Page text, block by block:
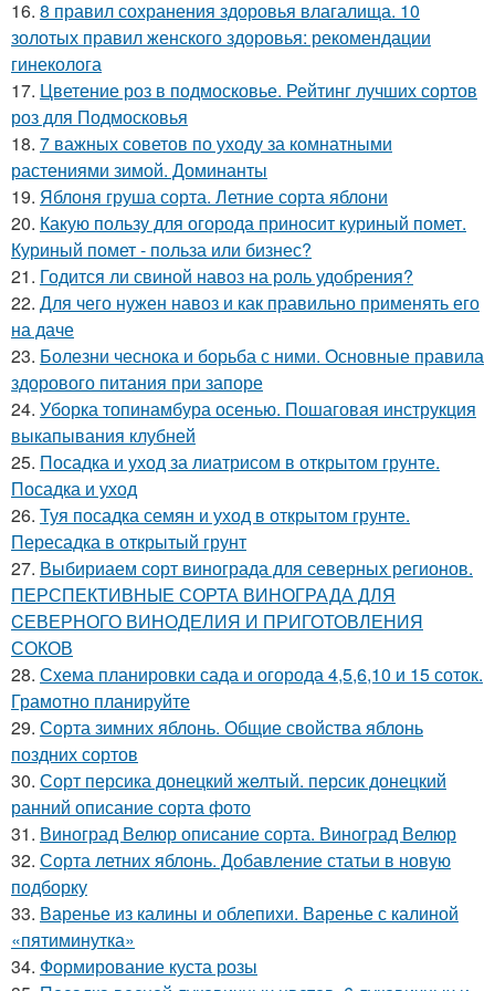
16. 8 правил сохранения здоровья влагалища. 10
золотых правил женского здоровья: рекомендации
гинеколога
17. Цветение роз в подмосковье. Рейтинг лучших сортов
роз для Подмосковья
18. 7 важных советов по уходу за комнатными
растениями зимой. Доминанты
19. Яблоня груша сорта. Летние сорта яблони
20. Какую пользу для огорода приносит куриный помет.
Куриный помет - польза или бизнес?
21. Годится ли свиной навоз на роль удобрения?
22. Для чего нужен навоз и как правильно применять его
на даче
23. Болезни чеснока и борьба с ними. Основные правила
здорового питания при запоре
24. Уборка топинамбура осенью. Пошаговая инструкция
выкапывания клубней
25. Посадка и уход за лиатрисом в открытом грунте.
Посадка и уход
26. Туя посадка семян и уход в открытом грунте.
Пересадка в открытый грунт
27. Выбириаем сорт винограда для северных регионов.
ПЕРСПЕКТИВНЫЕ СОРТА ВИНОГРАДА ДЛЯ
CЕВЕРНОГО ВИНОДЕЛИЯ И ПРИГОТОВЛЕНИЯ
СОКОВ
28. Схема планировки сада и огорода 4,5,6,10 и 15 соток.
Грамотно планируйте
29. Сорта зимних яблонь. Общие свойства яблонь
поздних сортов
30. Сорт персика донецкий желтый. персик донецкий
ранний описание сорта фото
31. Виноград Велюр описание сорта. Виноград Велюр
32. Сорта летних яблонь. Добавление статьи в новую
подборку
33. Варенье из калины и облепихи. Варенье с калиной
«пятиминутка»
34. Формирование куста розы